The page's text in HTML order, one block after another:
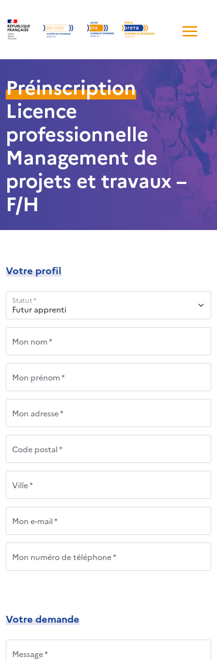
de
Préinscription
Licence
professionnelle
Management de
projets et travaux –
F/H
Votre profil
Statut *
Mon nom *
Mon prénom *
Mon adresse *
Code postal *
Ville *
Mon e-mail *
Mon numéro de téléphone *
Votre demande
Message *